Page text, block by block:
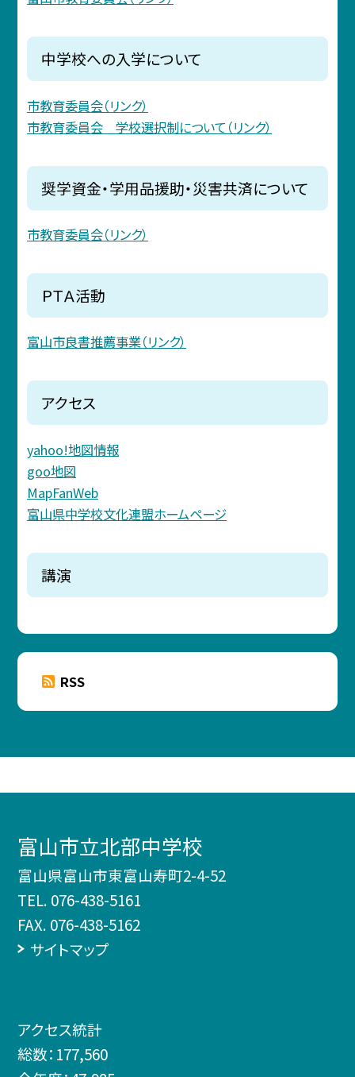
中学校への入学について
市教育委員会（リンク）
市教育委員会 学校選択制について（リンク）
奨学資金・学用品援助・災害共済について
市教育委員会（リンク）
ＰＴＡ活動
富山市良書推薦事業（リンク）
アクセス
yahoo!地図情報
goo地図
MapFanWeb
富山県中学校文化連盟ホームページ
講演
RSS
富山市立北部中学校
富山県富山市東富山寿町2-4-52
TEL. 076-438-5161
FAX. 076-438-5162
サイトマップ
アクセス統計
総数： 177,560